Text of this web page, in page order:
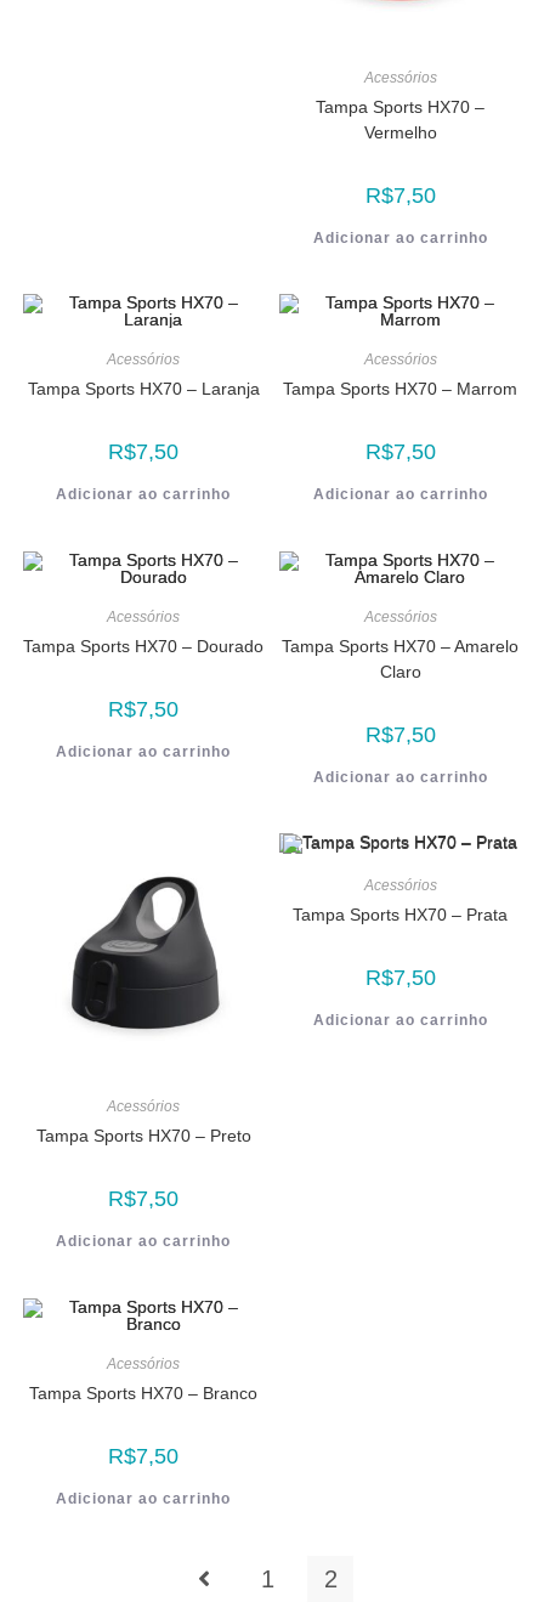
Acessórios
Tampa Sports HX70 –
Vermelho
R$7,50
Adicionar ao carrinho
Acessórios
Tampa Sports HX70 – Laranja
R$7,50
Adicionar ao carrinho
Acessórios
Tampa Sports HX70 – Marrom
R$7,50
Adicionar ao carrinho
Acessórios
Tampa Sports HX70 – Dourado
R$7,50
Adicionar ao carrinho
Acessórios
Tampa Sports HX70 – Amarelo
Claro
R$7,50
Adicionar ao carrinho
Acessórios
Tampa Sports HX70 – Preto
R$7,50
Adicionar ao carrinho
Acessórios
Tampa Sports HX70 – Prata
R$7,50
Adicionar ao carrinho
Acessórios
Tampa Sports HX70 – Branco
R$7,50
Adicionar ao carrinho
1 2